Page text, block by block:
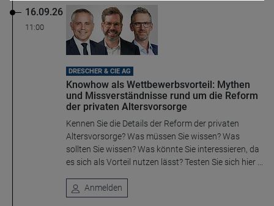
16.09.26
11:00
DRESCHER & CIE AG
Knowhow als Wettbewerbsvorteil: Mythen
und Missverständnisse rund um die Reform
der privaten Altersvorsorge
Kennen Sie die Details der Reform der privaten
Altersvorsorge? Was müssen Sie wissen? Was
sollten Sie wissen? Was könnte Sie interessieren, da
es sich als Vorteil nutzen lässt? Testen Sie sich hier ...
Anmelden
CPref
D&C
1 Jahr